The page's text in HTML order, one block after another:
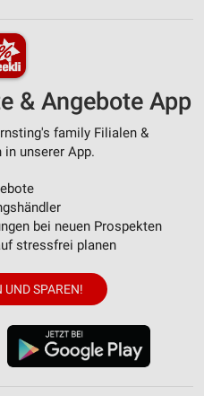
& Angebote App
family Filialen &
in unserer App.
bei neuen Prospekten
stressfrei planen
SPAREN!